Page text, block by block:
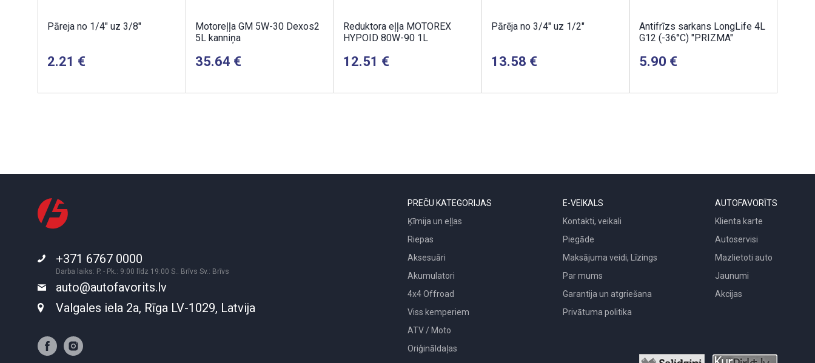
Pāreja no 1/4" uz 3/8"
2.21
Motoreļļa GM 5W-30 Dexos2
5L kanniņa
35.64
Reduktora eļļa MOTOREX
HYPOID 80W-90 1L
12.51
Pārēja no 3/4" uz 1/2"
13.58
Antifrīzs sarkans LongLife 4L
G12 (-36°C) "PRIZMA"
5.90
+371 6767 0000
Darba laiks: P. - Pk.: 9:00 līdz 19:00 S.: Brīvs Sv.: Brīvs
auto@autofavorits.lv
Valgales iela 2a, Rīga LV-1029, Latvija
PREČU KATEGORIJAS
Ķīmija un eļļas
Riepas
Aksesuāri
Akumulatori
4x4 Offroad
Viss kemperiem
ATV / Moto
Oriģināldaļas
E-VEIKALS
Kontakti, veikali
Piegāde
Maksājuma veidi, Līzings
Par mums
Garantija un atgriešana
Privātuma politika
AUTOFAVORĪTS
Klienta karte
Autoservisi
Mazlietoti auto
Jaunumi
Akcijas